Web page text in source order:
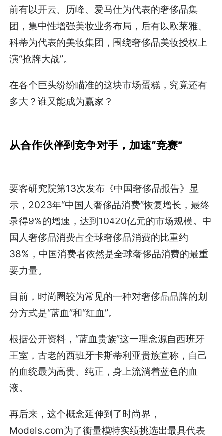
前有以开云、历峰、爱马仕为代表的奢侈品集
团，集中性增强美妆业务布局，后有以欧莱雅、
科蒂为代表的美妆集团，围绕奢侈品美妆授权上
演“抢牌大战”。
在各个巨头纷纷瞄准的这块市场蛋糕，究竟还有
多大？谁又能成为赢家？
从合作伙伴到竞争对手，加速“竞赛”
要客研究院第13次发布《中国奢侈品报告》显
示，2023年“中国人奢侈品消费”恢复增长，最终
录得9%的增速，达到10420亿元的市场规模。中
国人奢侈品消费占全球奢侈品消费的比重约
38%，中国消费者依然是全球奢侈品消费的最重
要力量。
目前，时尚圈较为常见的一种对奢侈品品牌的划
分方式是“蓝血”和“红血”。
根据公开资料，“蓝血贵族”这一理念源自西班牙
王室，古老的西班牙卡斯蒂利亚贵族宣称，自己
的血统最为高贵、纯正，身上流淌着蓝色的血
液。
再后来，这个概念延伸到了时尚界，
Models.com为了衡量模特实绩挑选出最具代表